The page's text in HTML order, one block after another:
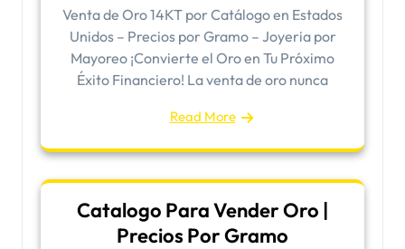
Venta de Oro 14KT por Catálogo en Estados
Unidos – Precios por Gramo – Joyeria por
Mayoreo ¡Convierte el Oro en Tu Próximo
Éxito Financiero! La venta de oro nunca
Read More
Catalogo Para Vender Oro |
Precios Por Gramo